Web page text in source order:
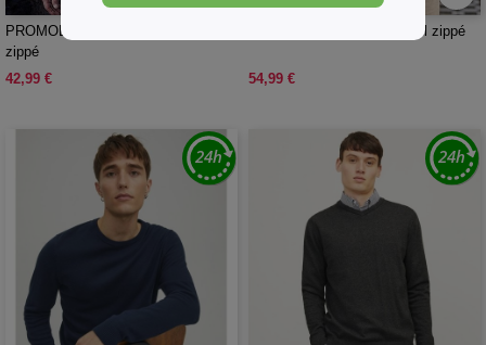
PROMODORO PM5052 - Sweat col
zippé
42,99 €
TEE JAYS TJ6010 - Pull col zippé
54,99 €